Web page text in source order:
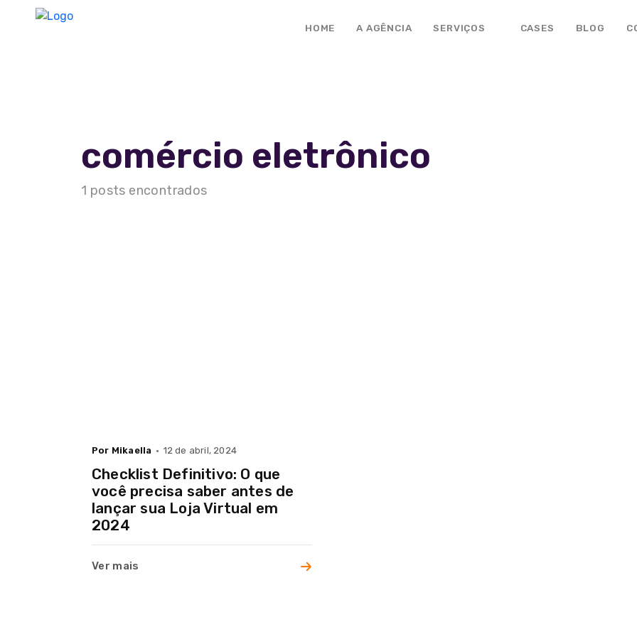
HOME A AGÊNCIA SERVIÇOS CASES BLOG
Home
Contato
comércio eletrônico
1 posts encontrados
Por Mikaella 12 de abril, 2024
Checklist Definitivo: O que
você precisa saber antes de
lançar sua Loja Virtual em
2024
Ver mais